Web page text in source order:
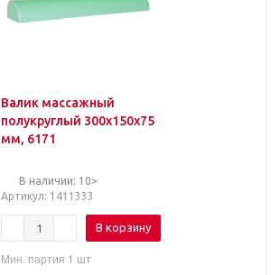
Валик массажный
полукруглый 300х150х75
мм, 6171
В наличии: 10>
Артикул: 1411333
В корзину
Мин. партия 1 шт